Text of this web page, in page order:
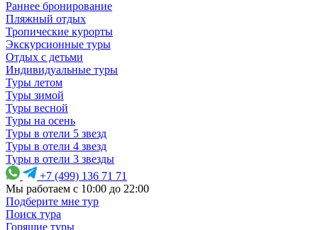
Раннее бронирование
Пляжный отдых
Тропические курорты
Экскурсионные туры
Отдых с детьми
Индивидуальные туры
Туры летом
Туры зимой
Туры весной
Туры на осень
Туры в отели 5 звезд
Туры в отели 4 звезд
Туры в отели 3 звезды
+7 (499) 136 71 71
Мы работаем с 10:00 до 22:00
Подберите мне тур
Поиск тура
Горящие туры